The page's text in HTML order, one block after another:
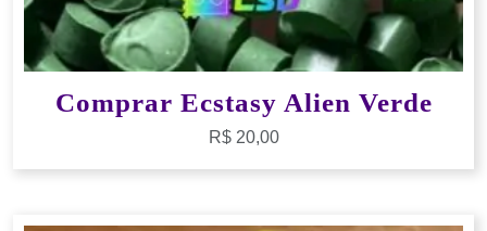
Comprar Ecstasy Alien Verde
R$20,00